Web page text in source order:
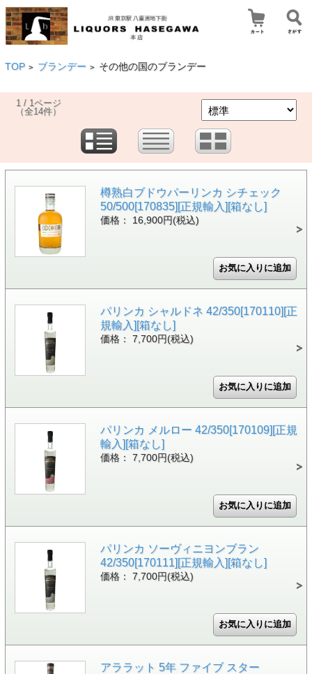
TOP > ブランデー > その他の国のブランデー
1 / 1ページ
（全14件）
樽熟白ブドウパーリンカ シチェック
50/500[170835][正規輸入][箱なし]
価格： 16,900円(税込)
パリンカ シャルドネ 42/350[170110][正
規輸入][箱なし]
価格： 7,700円(税込)
パリンカ メルロー 42/350[170109][正規
輸入][箱なし]
価格： 7,700円(税込)
パリンカ ソーヴィニヨンブラン
42/350[170111][正規輸入][箱なし]
価格： 7,700円(税込)
アララット 5年 ファイブ スター